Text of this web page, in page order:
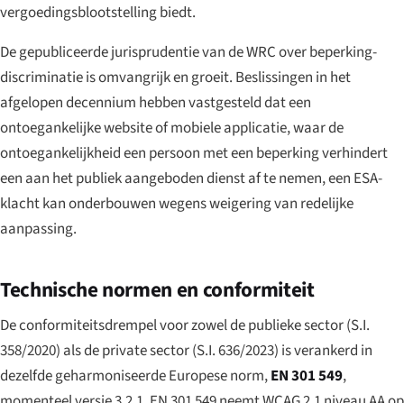
vergoedingsblootstelling biedt.
De gepubliceerde jurisprudentie van de WRC over beperking-
discriminatie is omvangrijk en groeit. Beslissingen in het
afgelopen decennium hebben vastgesteld dat een
ontoegankelijke website of mobiele applicatie, waar de
ontoegankelijkheid een persoon met een beperking verhindert
een aan het publiek aangeboden dienst af te nemen, een ESA-
klacht kan onderbouwen wegens weigering van redelijke
aanpassing.
Technische normen en conformiteit
De conformiteitsdrempel voor zowel de publieke sector (S.I.
358/2020) als de private sector (S.I. 636/2023) is verankerd in
dezelfde geharmoniseerde Europese norm,EN 301 549,